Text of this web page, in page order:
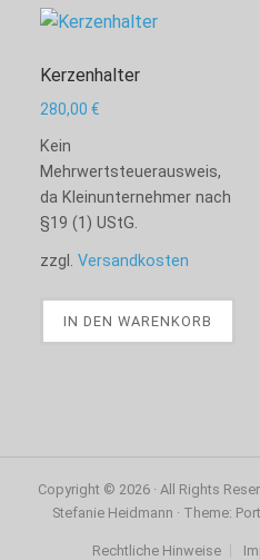
Kerzenhalter
280,00 €
Kein
Mehrwertsteuerausweis,
da Kleinunternehmer nach
§19 (1) UStG.
zzgl. Versandkosten
IN DEN WARENKORB
Copyright © 2026 · All Rights
Stefanie Heidmann · Theme:
Rechtliche Hinweise
Notwendige
Cookies
Funktion der
unerlässlich.